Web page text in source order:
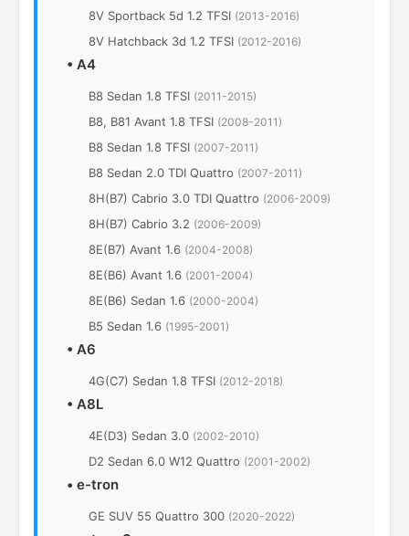
8V Sportback 5d 1.2 TFSI (2013-2016)
8V Hatchback 3d 1.2 TFSI (2012-2016)
• A4
B8 Sedan 1.8 TFSI (2011-2015)
B8, B81 Avant 1.8 TFSI (2008-2011)
B8 Sedan 1.8 TFSI (2007-2011)
B8 Sedan 2.0 TDI Quattro (2007-2011)
8H(B7) Cabrio 3.0 TDI Quattro (2006-2009)
8H(B7) Cabrio 3.2 (2006-2009)
8E(B7) Avant 1.6 (2004-2008)
8E(B6) Avant 1.6 (2001-2004)
8E(B6) Sedan 1.6 (2000-2004)
B5 Sedan 1.6 (1995-2001)
• A6
4G(C7) Sedan 1.8 TFSI (2012-2018)
• A8L
4Е(D3) Sedan 3.0 (2002-2010)
D2 Sedan 6.0 W12 Quattro (2001-2002)
• e-tron
GE SUV 55 Quattro 300 (2020-2022)